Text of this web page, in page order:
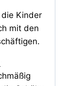
Kinder
mit den